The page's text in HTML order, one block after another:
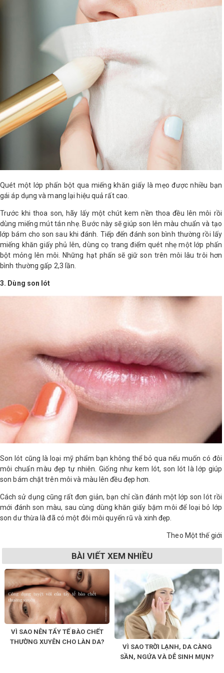
Quét một lớp phấn bột qua miếng khăn giấy là mẹo được nhiều bạn
gái áp dụng và mang lại hiệu quả rất cao.
Trước khi thoa son, hãy lấy một chút kem nền thoa đều lên môi rồi
dùng miếng mút tán nhẹ. Bước này sẽ giúp son lên màu chuẩn và tạo
lớp bám cho son sau khi đánh. Tiếp đến đánh son bình thường rồi lấy
miếng khăn giấy phủ lên, dùng cọ trang điểm quét nhẹ một lớp phấn
bột mỏng lên môi. Những hạt phấn sẽ giữ son trên môi lâu trôi hơn
bình thường gấp 2,3 lần.
3. Dùng son lót
Son lót cũng là loại mỹ phẩm bạn không thể bỏ qua nếu muốn có đôi
môi chuẩn màu đẹp tự nhiên. Giống như kem lót, son lót là lớp giúp
son bám chặt trên môi và màu lên đều đẹp hơn.
Cách sử dụng cũng rất đơn giản, bạn chỉ cần đánh một lớp son lót rồi
mới đánh son màu, sau cùng dùng khăn giấy bặm môi để loại bỏ lớp
son dư thừa là đã có một đôi môi quyến rũ và xinh đẹp.
Theo Một thế giới
BÀI VIẾT XEM NHIỀU
VÌ SAO NÊN TẨY TẾ BÀO CHẾT
THƯỜNG XUYÊN CHO LÀN DA?
VÌ SAO TRỜI LẠNH, DA CÀNG
SẦN, NGỨA VÀ DỄ SINH MỤN?